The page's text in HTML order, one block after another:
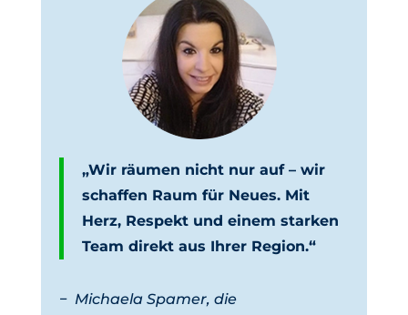
„Wir räumen nicht nur auf – wir
schaffen Raum für Neues. Mit
Herz, Respekt und einem starken
Team direkt aus Ihrer Region.“
− Michaela Spamer, die